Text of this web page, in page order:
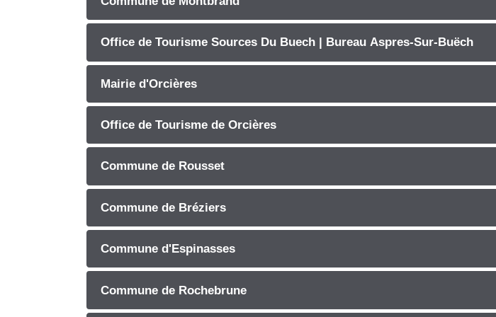
Office de Tourisme Sources Du Buech | Bureau Aspres-Sur-Buëch
Mairie d'Orcières
Office de Tourisme de Orcières
Commune de Rousset
Commune de Bréziers
Commune d'Espinasses
Commune de Rochebrune